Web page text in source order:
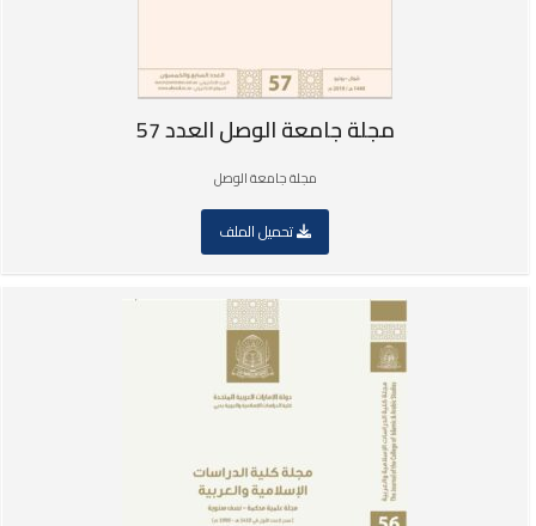
مجلة جامعة الوصل العدد 57
مجلة جامعة الوصل
تحميل الملف